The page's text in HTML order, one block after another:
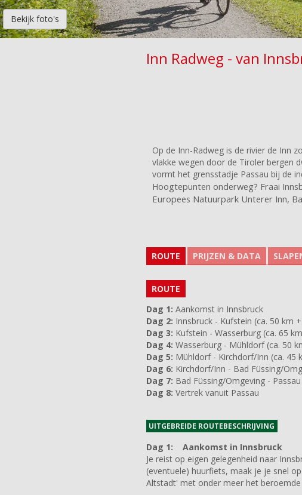
Bekijk foto's
Inn Radweg - van
Op de Inn-Radweg is de rivier de Inn
vlakke wegen door de Tiroler bergen
vormt het grensstadje Passau bij de
Hoogtepunten onderweg? Fraai
Europees Natuurpark Unterer Inn,
ROUTE PRIJZEN & DATA
ROUTE
Dag 1: Aankomst in Innsbruck
Dag 2: Innsbruck - Kufstein (ca. 50 km
Dag 3: Kufstein - Wasserburg (ca. 65
Dag 4: Wasserburg - Mühldorf (ca. 50
Dag 5: Mühldorf - Kirchdorf/Inn (ca. 45
Dag 6: Kirchdorf/Inn - Bad Füssing/
Dag 7: Bad Füssing/Omgeving -
Dag 8: Vertrek vanuit Passau
UITGEBREIDE ROUTEBESCHRIJVING
Dag 1: Aankomst in Innsbruck
Je reist op eigen gelegenheid naar
(eventuele) huurfiets, maak je je snel
Altstadt' met onder meer het